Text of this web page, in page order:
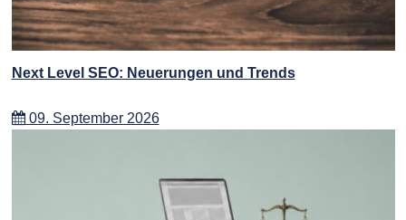
Next Level SEO: Neuerungen und Trends
09. September 2026